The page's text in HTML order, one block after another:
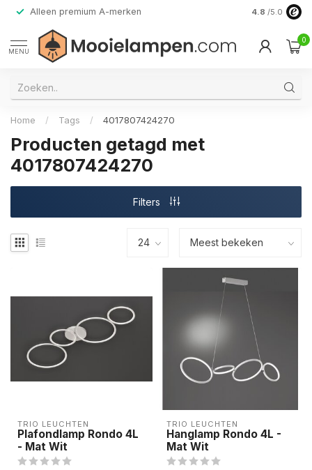
Alleen premium A-merken 4.8 /5.0
MENU
0
Home / Tags / 4017807424270
Producten getagd met
4017807424270
Filters
TRIO LEUCHTEN
Plafondlamp Rondo 4L
- Mat Wit
TRIO LEUCHTEN
Hanglamp Rondo 4L -
Mat Wit